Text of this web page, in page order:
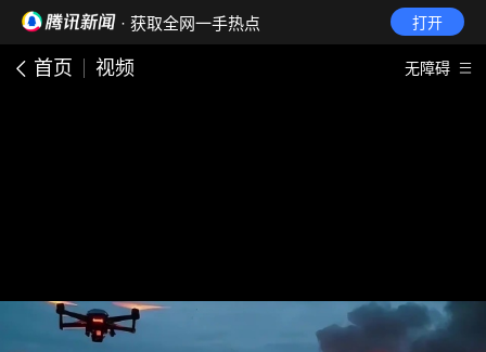
· 获取全网一手热点 打开
首页 视频 无障碍